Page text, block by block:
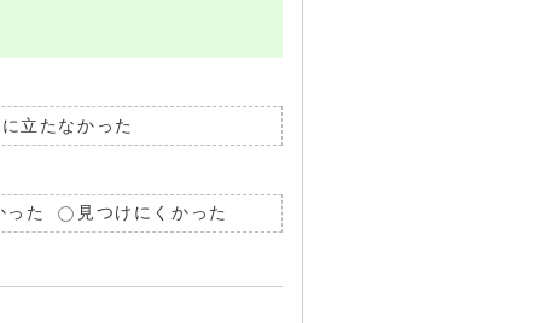
立たなかった
った 見つけにくかった